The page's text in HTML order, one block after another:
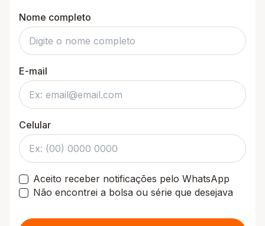
Nome completo
E-mail
Celular
Aceito receber notificações pelo WhatsApp
Não encontrei a bolsa ou série que desejava